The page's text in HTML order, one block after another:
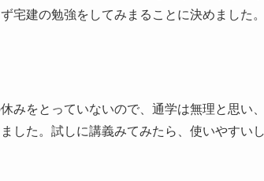
宅建の勉強をしてみまることに決めました。
みをとっていないので、通学は無理と思い
した。試しに講義みてみたら、使いやすい